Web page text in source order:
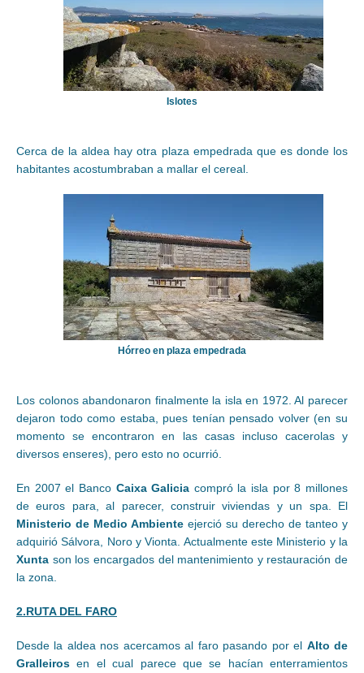
Islotes
Cerca de la aldea hay otra plaza empedrada que es donde los
habitantes acostumbraban a mallar el cereal.
Hórreo en plaza empedrada
Los colonos abandonaron finalmente la isla en 1972. Al parecer
dejaron todo como estaba, pues tenían pensado volver (en su
momento se encontraron en las casas incluso cacerolas y
diversos enseres), pero esto no ocurrió.
En 2007 el BancoCaixa Galicia compró la isla por 8 millones
de euros para, al parecer, construir viviendas y un spa. El
Ministerio de Medio Ambiente ejerció su derecho de tanteo y
adquirió Sálvora, Noro y Vionta. Actualmente este Ministerio y la
Xunta son los encargados del mantenimiento y restauración de
la zona.
2.RUTA DEL FARO
Desde la aldea nos acercamos al faro pasando por el Alto de
Gralleiros en el cual parece que se hacían enterramientos